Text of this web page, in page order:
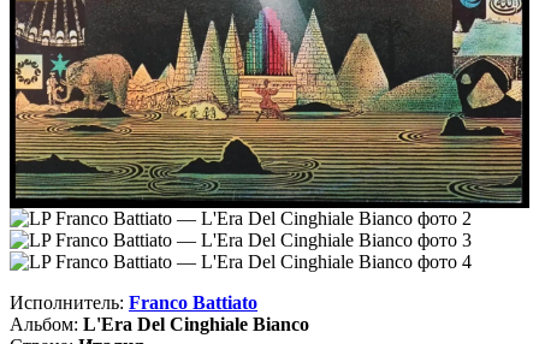
Исполнитель: Franco Battiato
Альбом: L'Era Del Cinghiale Bianco